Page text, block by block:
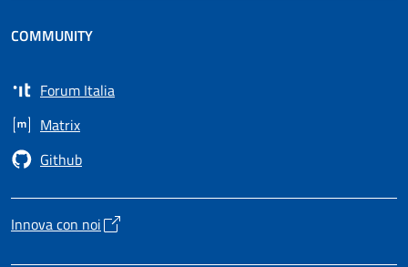
COMMUNITY
Forum Italia
Apre in un nuovo tab
Matrix
Apre in un nuovo tab
Github
Apre in un nuovo tab
Innova con noi
Apre in un nuovo tab